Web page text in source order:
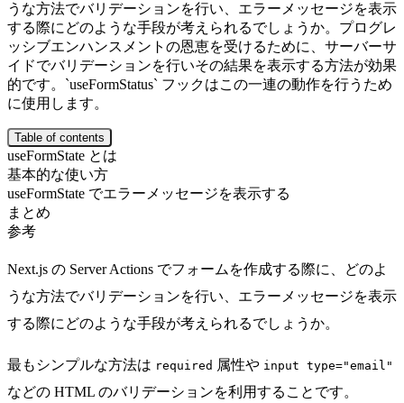
うな方法でバリデーションを行い、エラーメッセージを表示
する際にどのような手段が考えられるでしょうか。プログレ
ッシブエンハンスメントの恩恵を受けるために、サーバーサ
イドでバリデーションを行いその結果を表示する方法が効果
的です。`useFormStatus` フックはこの一連の動作を行うため
に使用します。
Table of contents
useFormState とは
基本的な使い方
useFormState でエラーメッセージを表示する
まとめ
参考
Next.js の Server Actions でフォームを作成する際に、どのよ
うな方法でバリデーションを行い、エラーメッセージを表示
する際にどのような手段が考えられるでしょうか。
最もシンプルな方法は required 属性や input type="email"
などの HTML のバリデーションを利用することです。